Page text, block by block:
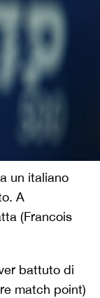
un italiano
A
(Francois
battuto di
match point)